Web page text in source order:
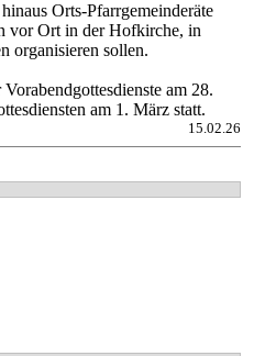
Orts-Pfarrgemeinderäte
vor Ort in der Hofkirche, in
organisieren sollen.
am 28.
am 1. März statt.
15.02.26